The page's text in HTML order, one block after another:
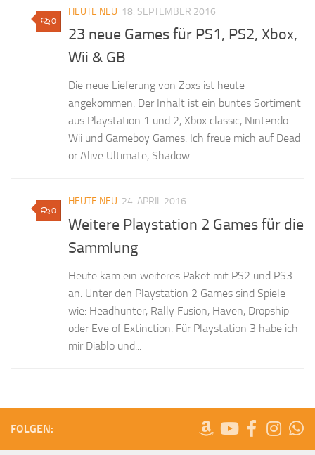
0
HEUTE NEU 18. SEPTEMBER 2016
23 neue Games für PS1, PS2, Xbox,
Wii & GB
Die neue Lieferung von Zoxs ist heute
angekommen. Der Inhalt ist ein buntes Sortiment
aus Playstation 1 und 2, Xbox classic, Nintendo
Wii und Gameboy Games. Ich freue mich auf Dead
or Alive Ultimate, Shadow...
0
HEUTE NEU 24. APRIL 2016
Weitere Playstation 2 Games für die
Sammlung
Heute kam ein weiteres Paket mit PS2 und PS3
an. Unter den Playstation 2 Games sind Spiele
wie: Headhunter, Rally Fusion, Haven, Dropship
oder Eve of Extinction. Für Playstation 3 habe ich
mir Diablo und...
FOLGEN: